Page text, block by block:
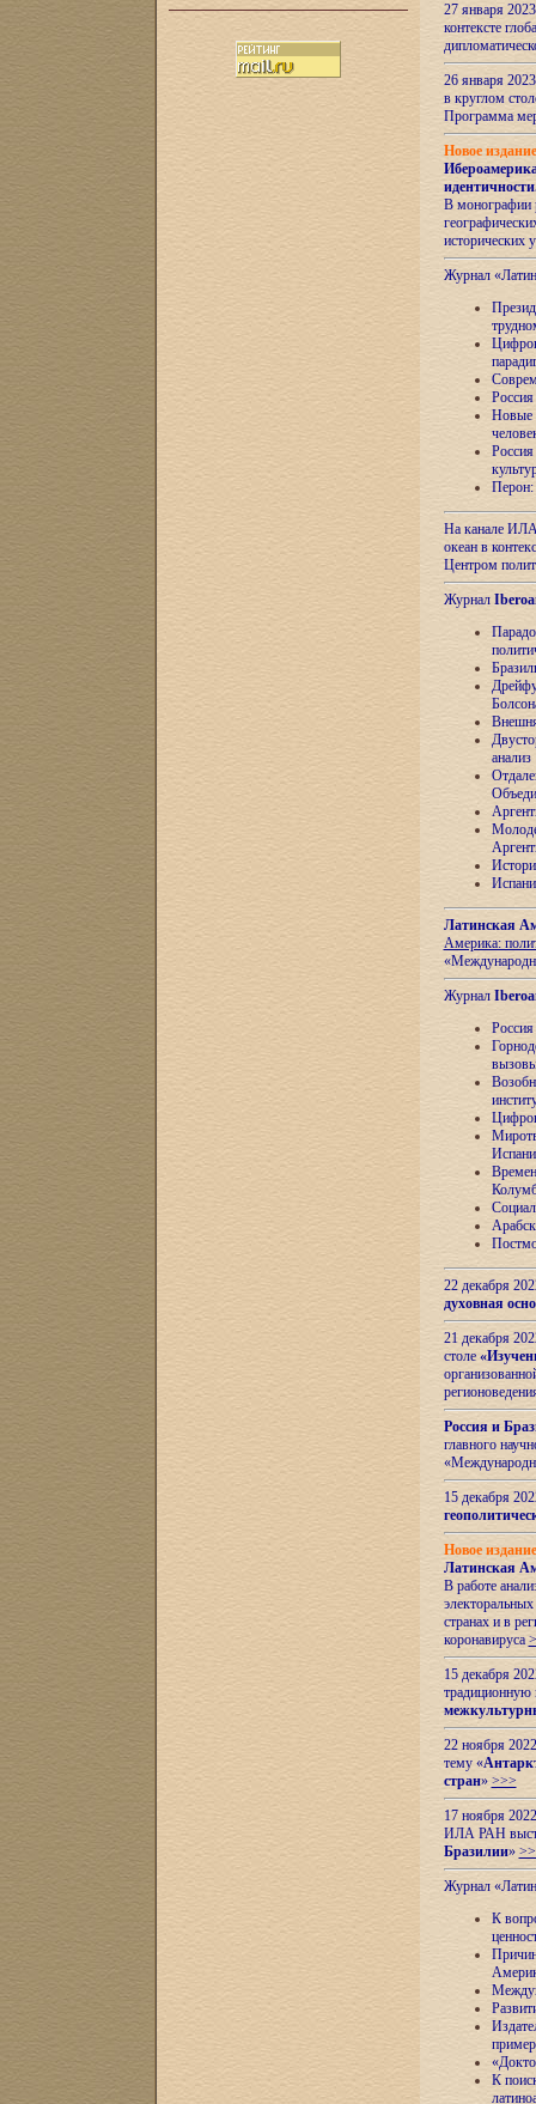
27 января
контексте
26 января
в круглом
Программа
Новое
идентичности
В монографии
исторических
Журнал
Новые
Перон:
На канале
океан в
Центром
Журнал
анализ
Латинская
Америка:
Журнал
22 декабря
духовная
21 декабря
столе
Россия и
главного
15 декабря
Новое
Латинская
В работе
странах и в
коронавируса
15 декабря
22 ноября
тему «
стран» >>>
17 ноября
ИЛА РАН
Бразилии»
Журнал
К
К